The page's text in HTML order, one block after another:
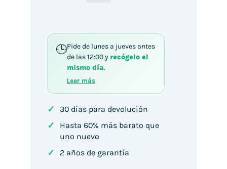
Pide de lunes a jueves antes
de las 12:00 y recógelo el
mismo día.
Leer más
✓ 30 días para devolución
✓
Hasta 60% más barato que
uno nuevo
✓ 2 años de garantía